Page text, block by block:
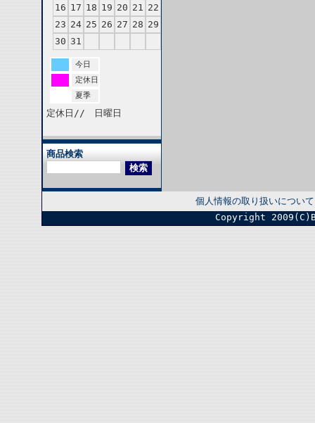
16 17 18 19 20 21 22
23 24 25 26 27 28 29
30 31
今日
定休日
夏季
定休日// 日曜日
商品検索
個人情報の取り扱いについて
Copyright